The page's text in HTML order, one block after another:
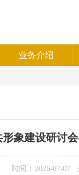
业务介绍
象建设研讨
时间：2026-07-07